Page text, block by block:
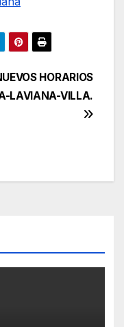
HORARIOS
LAVIANA-VILLA.